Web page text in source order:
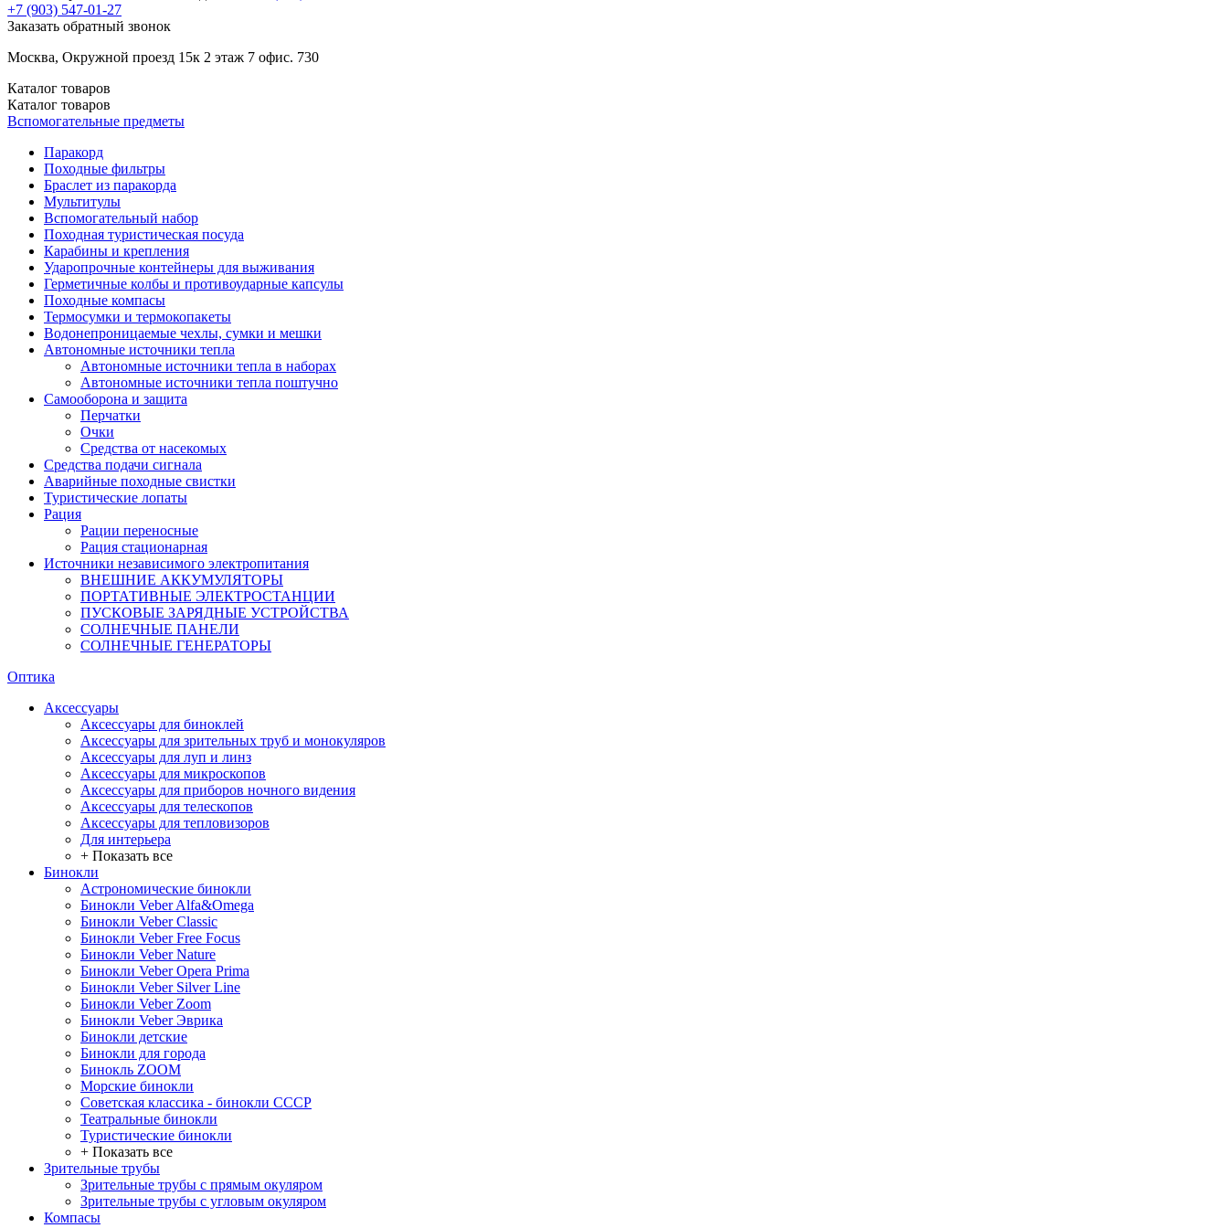
+7 (903) 547-01-27
Заказать обратный звонок
Москва, Окружной проезд 15к 2 этаж 7 офис. 730
Каталог товаров
Каталог товаров
Вспомогательные предметы
Паракорд
Походные фильтры
Браслет из паракорда
Мультитулы
Вспомогательный набор
Походная туристическая посуда
Карабины и крепления
Ударопрочные контейнеры для выживания
Герметичные колбы и противоударные капсулы
Походные компасы
Термосумки и термокопакеты
Водонепроницаемые чехлы, сумки и мешки
Автономные источники тепла
Автономные источники тепла в наборах
Автономные источники тепла поштучно
Самооборона и защита
Перчатки
Очки
Средства от насекомых
Средства подачи сигнала
Аварийные походные свистки
Туристические лопаты
Рация
Рации переносные
Рация стационарная
Источники независимого электропитания
ВНЕШНИЕ АККУМУЛЯТОРЫ
ПОРТАТИВНЫЕ ЭЛЕКТРОСТАНЦИИ
ПУСКОВЫЕ ЗАРЯДНЫЕ УСТРОЙСТВА
СОЛНЕЧНЫЕ ПАНЕЛИ
СОЛНЕЧНЫЕ ГЕНЕРАТОРЫ
Оптика
Аксессуары
Аксессуары для биноклей
Аксессуары для зрительных труб и монокуляров
Аксессуары для луп и линз
Аксессуары для микроскопов
Аксессуары для приборов ночного видения
Аксессуары для телескопов
Аксессуары для тепловизоров
Для интерьера
+ Показать все
Бинокли
Астрономические бинокли
Бинокли Veber Alfa&Omega
Бинокли Veber Classic
Бинокли Veber Free Focus
Бинокли Veber Nature
Бинокли Veber Opera Prima
Бинокли Veber Silver Line
Бинокли Veber Zoom
Бинокли Veber Эврика
Бинокли детские
Бинокли для города
Бинокль ZOOM
Морские бинокли
Советская классика - бинокли СССР
Театральные бинокли
Туристические бинокли
+ Показать все
Зрительные трубы
Зрительные трубы с прямым окуляром
Зрительные трубы с угловым окуляром
Компасы